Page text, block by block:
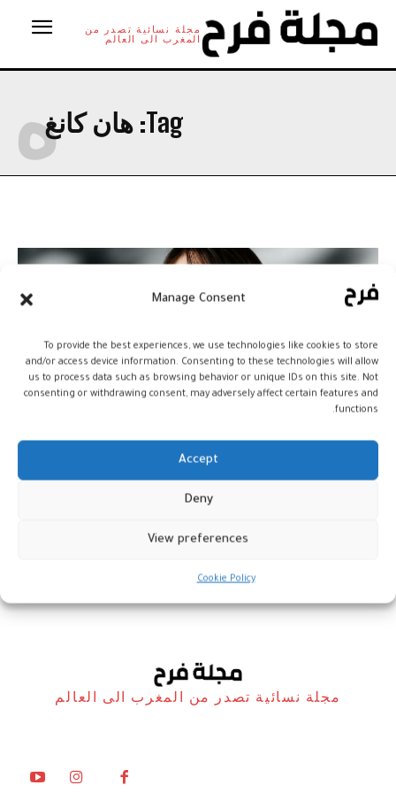
Manage Consent
To provide the best experiences, we use technologies like cookies to store
and/or access device information. Consenting to these technologies will allow
us to process data such as browsing behavior or unique IDs on this site. Not
consenting or withdrawing consent, may adversely affect certain features and
functions.
Accept
Deny
View preferences
Cookie Policy
مجلة نسائية تصدر من
المغرب الى العالم
Tag: هان كانغه
الكاتبة الكورية الجنوبية هان كانغ
مجلة نسائية تصدر من المغرب الى العالم